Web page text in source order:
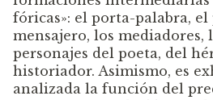
fóricas»: el porta-palabra,
mensajero, los mediadores,
personajes del poeta, del
historiador. Asimismo, es
analizada la función del